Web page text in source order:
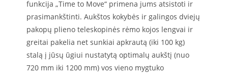
funkcija „Time to Move“ primena jums atsistoti ir
prasimankštinti. Aukštos kokybės ir galingos dviejų
pakopų plieno teleskopinės rėmo kojos lengvai ir
greitai pakelia net sunkiai apkrautą (iki 100 kg)
stalą į jūsų ūgiui nustatytą optimalų aukštį (nuo
720 mm iki 1200 mm) vos vieno mygtuko